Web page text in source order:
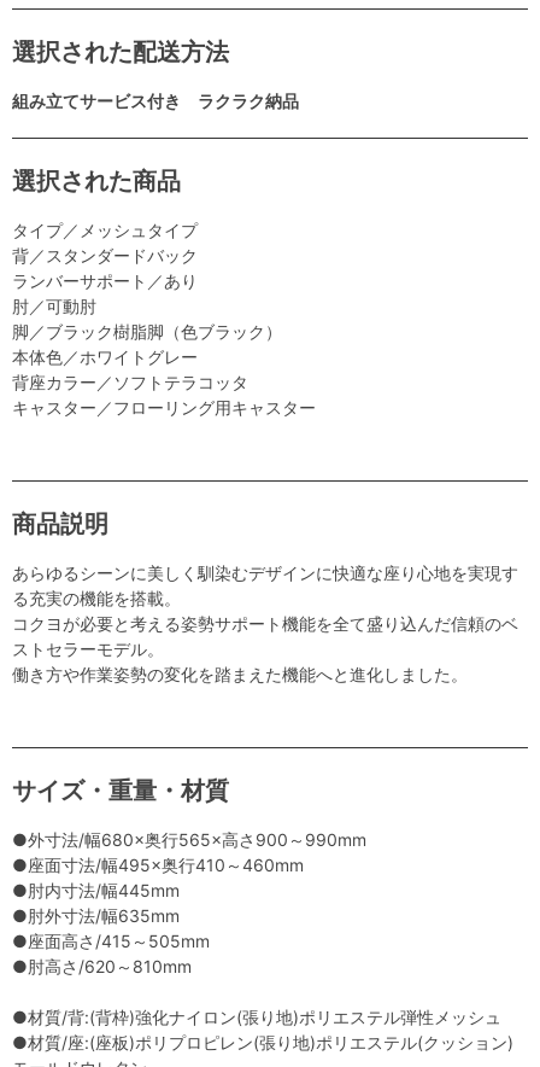
選択された配送方法
組み立てサービス付き ラクラク納品
選択された商品
タイプ／メッシュタイプ
背／スタンダードバック
ランバーサポート／あり
肘／可動肘
脚／ブラック樹脂脚（色ブラック）
本体色／ホワイトグレー
背座カラー／ソフトテラコッタ
キャスター／フローリング用キャスター
商品説明
あらゆるシーンに美しく馴染むデザインに快適な座り心地を実現す
る充実の機能を搭載。
コクヨが必要と考える姿勢サポート機能を全て盛り込んだ信頼のベ
ストセラーモデル。
働き方や作業姿勢の変化を踏まえた機能へと進化しました。
サイズ・重量・材質
●外寸法/幅680×奥行565×高さ900～990mm
●座面寸法/幅495×奥行410～460mm
●肘内寸法/幅445mm
●肘外寸法/幅635mm
●座面高さ/415～505mm
●肘高さ/620～810mm
●材質/背:(背枠)強化ナイロン(張り地)ポリエステル弾性メッシュ
●材質/座:(座板)ポリプロピレン(張り地)ポリエステル(クッション)